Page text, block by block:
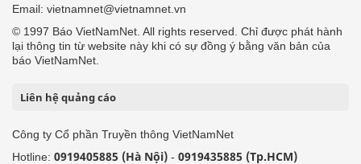
Email: vietnamnet@vietnamnet.vn
© 1997 Báo VietNamNet. All rights reserved. Chỉ được phát hành
lại thông tin từ website này khi có sự đồng ý bằng văn bản của
báo VietNamNet.
Liên hệ quảng cáo
Công ty Cổ phần Truyền thông VietNamNet
Hotline: 0919405885 (Hà Nội) - 0919435885 (Tp.HCM)